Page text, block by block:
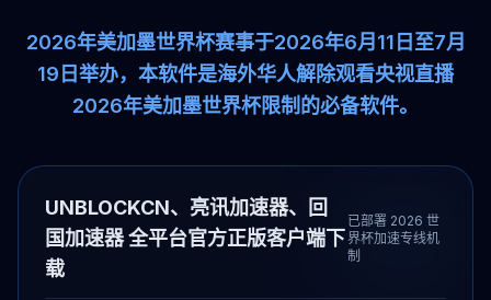
2026年美加墨世界杯赛事于2026年6月11日至7月
19日举办，本软件是海外华人解除观看央视直播
2026年美加墨世界杯限制的必备软件。
UNBLOCKCN、亮讯加速器、回
国加速器 全平台官方正版客户端下
载
已部署 2026 世
界杯加速专线机
制